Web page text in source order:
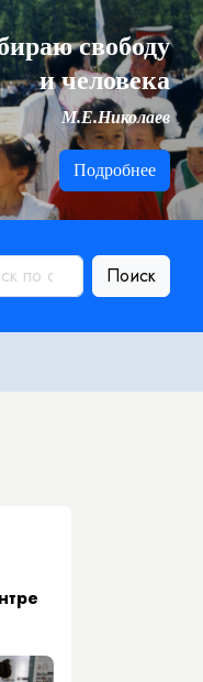
свободу
и человека
М.Е.Николаев
Подробнее
Поиск